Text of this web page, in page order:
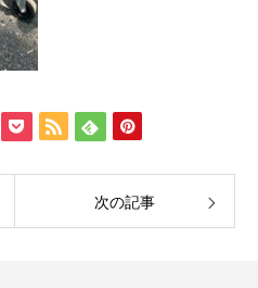
次の記事